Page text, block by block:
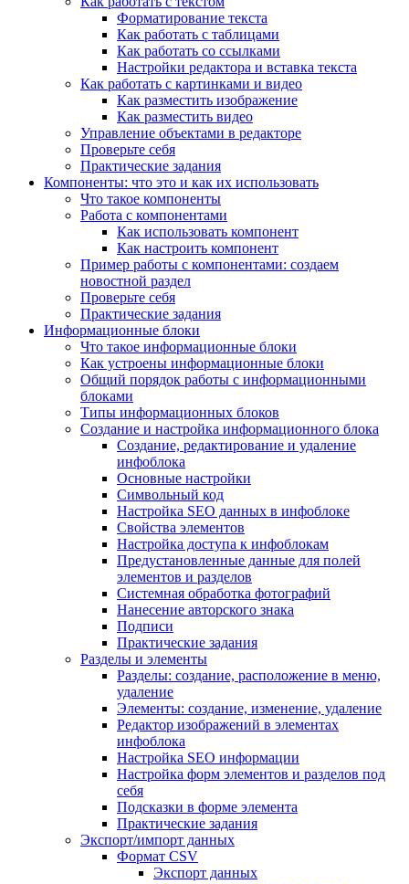
Форматирование текста
Как работать с таблицами
Как работать со ссылками
Настройки редактора и вставка текста
Как работать с картинками и видео
Как разместить изображение
Как разместить видео
Управление объектами в редакторе
Проверьте себя
Практические задания
Компоненты: что это и как их использовать
Что такое компоненты
Работа с компонентами
Как использовать компонент
Как настроить компонент
Пример работы с компонентами: создаем
новостной раздел
Проверьте себя
Практические задания
Информационные блоки
Что такое информационные блоки
Как устроены информационные блоки
Общий порядок работы с информационными
блоками
Типы информационных блоков
Создание и настройка информационного блока
Создание, редактирование и удаление
инфоблока
Основные настройки
Символьный код
Настройка SEO данных в инфоблоке
Свойства элементов
Настройка доступа к инфоблокам
Предустановленные данные для полей
элементов и разделов
Системная обработка фотографий
Нанесение авторского знака
Подписи
Практические задания
Разделы и элементы
Разделы: создание, расположение в меню,
удаление
Элементы: создание, изменение, удаление
Редактор изображений в элементах
инфоблока
Настройка SEO информации
Настройка форм элементов и разделов под
себя
Подсказки в форме элемента
Практические задания
Экспорт/импорт данных
Формат CSV
Экспорт данных